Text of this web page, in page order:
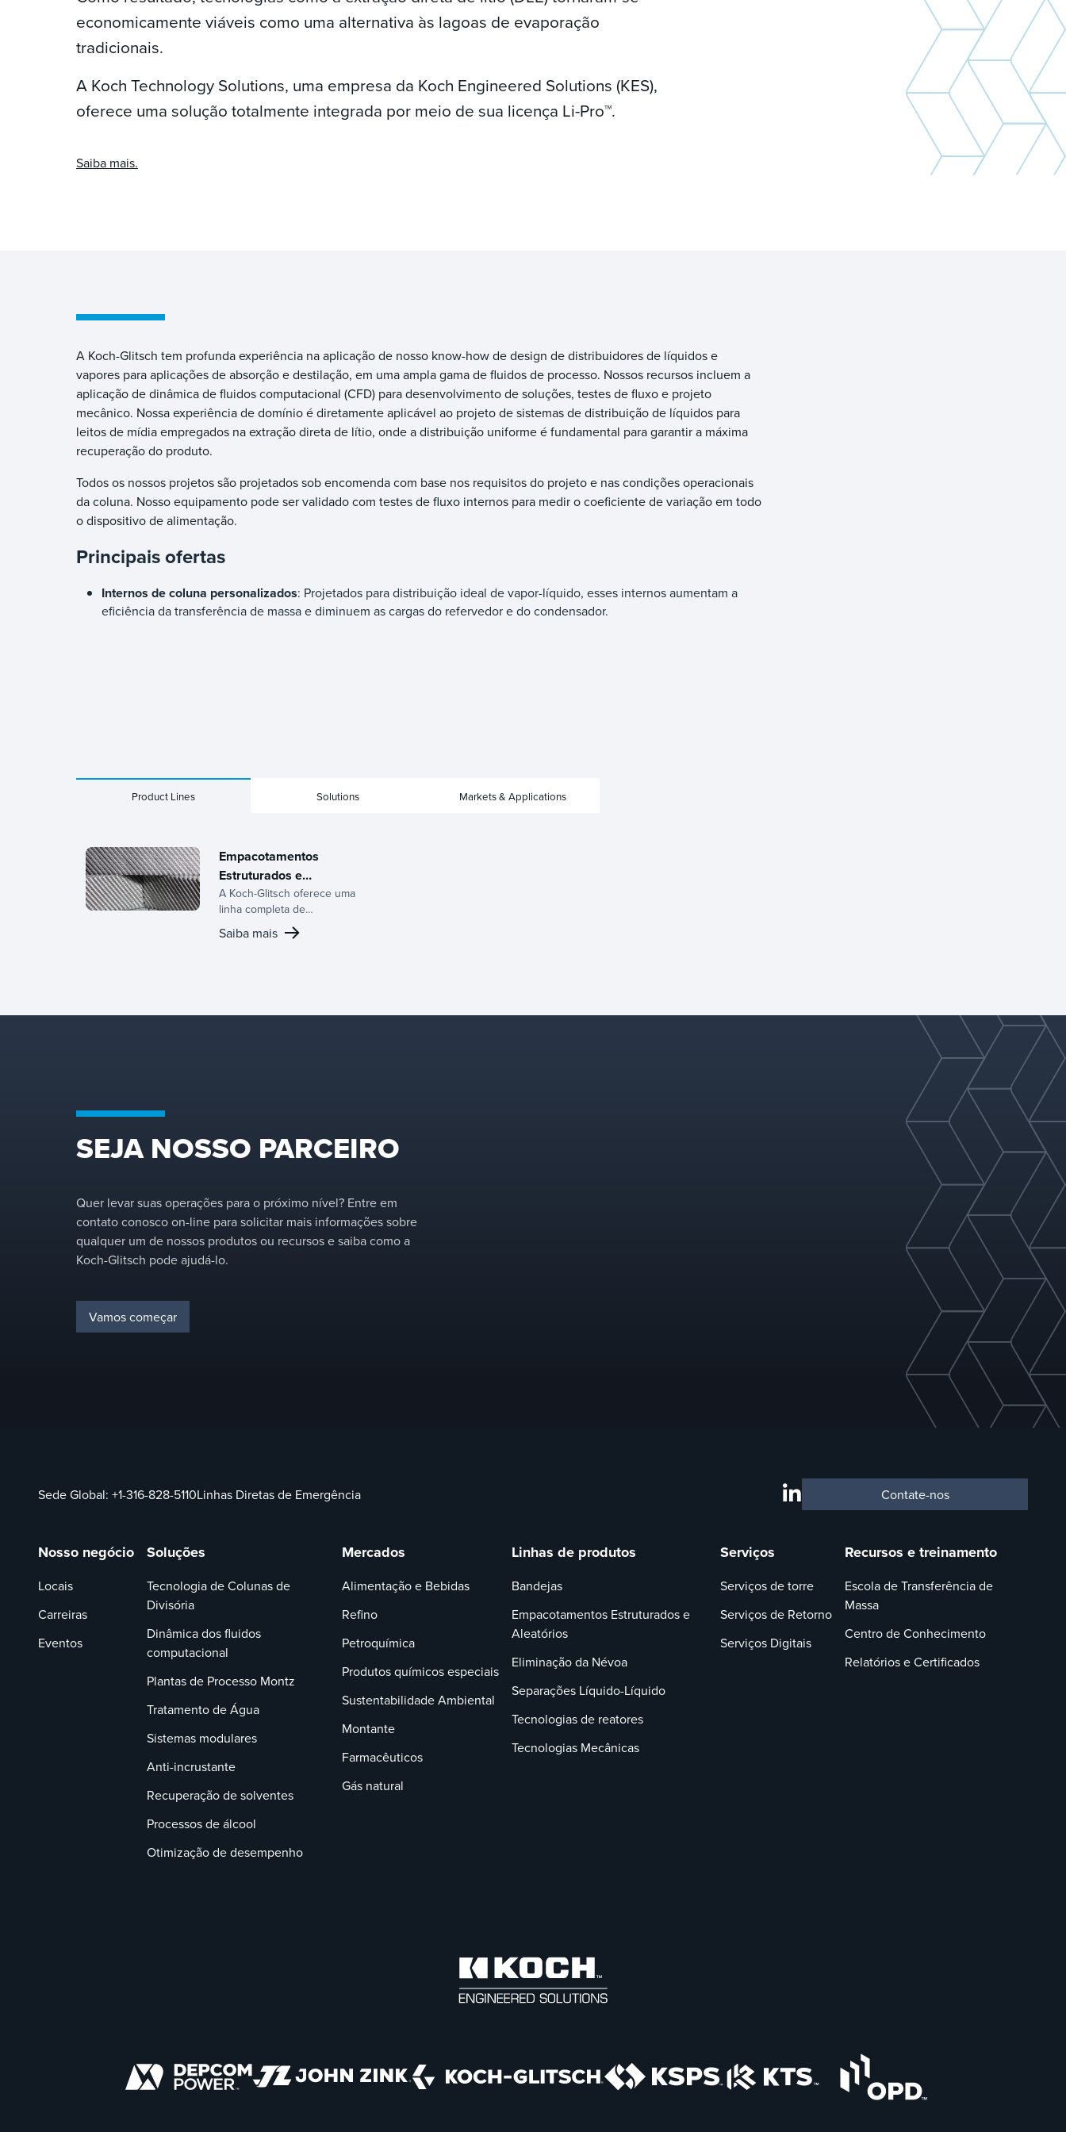
economicamente viáveis como uma alternativa às lagoas de evaporação
tradicionais.
A Koch Technology Solutions, uma empresa da Koch Engineered Solutions (KES),
oferece uma solução totalmente integrada por meio de sua licença Li-Pro™.
Saiba mais.
A Koch-Glitsch tem profunda experiência na aplicação de nosso know-how de design de distribuidores de líquidos e
vapores para aplicações de absorção e destilação, em uma ampla gama de fluidos de processo. Nossos recursos incluem a
aplicação de dinâmica de fluidos computacional (CFD) para desenvolvimento de soluções, testes de fluxo e projeto
mecânico. Nossa experiência de domínio é diretamente aplicável ao projeto de sistemas de distribuição de líquidos para
leitos de mídia empregados na extração direta de lítio, onde a distribuição uniforme é fundamental para garantir a máxima
recuperação do produto.
Todos os nossos projetos são projetados sob encomenda com base nos requisitos do projeto e nas condições operacionais
da coluna. Nosso equipamento pode ser validado com testes de fluxo internos para medir o coeficiente de variação em todo
o dispositivo de alimentação.
Principais ofertas
Internos de coluna personalizados: Projetados para distribuição ideal de vapor-líquido, esses internos aumentam a
eficiência da transferência de massa e diminuem as cargas do refervedor e do condensador.
Product Lines Solutions Markets & Applications
Empacotamentos
Estruturados e
Aleatórios
A Koch-Glitsch oferece uma
linha completa de
empacotamentos
estruturados e aleatórios,
transferência de massa e
Saiba mais
SEJA NOSSO PARCEIRO
Quer levar suas operações para o próximo nível? Entre em
contato conosco on-line para solicitar mais informações sobre
qualquer um de nossos produtos ou recursos e saiba como a
Koch-Glitsch pode ajudá-lo.
Vamos começar
Sede Global: +1-316-828-5110Linhas Diretas de Emergência Contate-nos
Nosso negócio
Locais
Carreiras
Eventos
Soluções
Tecnologia de Colunas de
Divisória
Dinâmica dos fluidos
computacional
Plantas de Processo Montz
Tratamento de Água
Sistemas modulares
Anti-incrustante
Recuperação de solventes
Processos de álcool
Otimização de desempenho
Mercados
Alimentação e Bebidas
Refino
Petroquímica
Produtos químicos especiais
Sustentabilidade Ambiental
Montante
Farmacêuticos
Gás natural
Linhas de produtos
Bandejas
Empacotamentos Estruturados e
Aleatórios
Eliminação da Névoa
Separações Líquido-Líquido
Tecnologias de reatores
Tecnologias Mecânicas
Serviços
Serviços de torre
Serviços de Retorno
Serviços Digitais
Recursos e treinamento
Escola de Transferência de
Massa
Centro de Conhecimento
Relatórios e Certificados